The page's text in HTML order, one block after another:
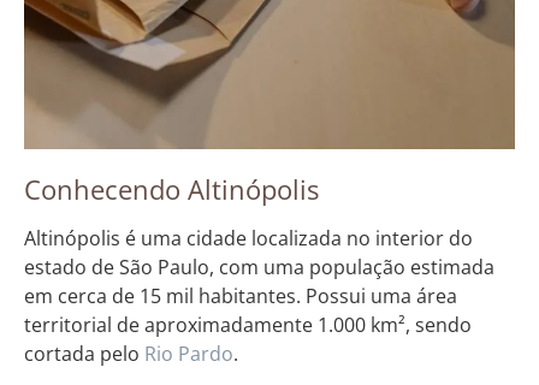
Conhecendo Altinópolis
Altinópolis é uma cidade localizada no interior do
estado de São Paulo, com uma população estimada
em cerca de 15 mil habitantes. Possui uma área
territorial de aproximadamente 1.000 km², sendo
cortada pelo Rio Pardo.